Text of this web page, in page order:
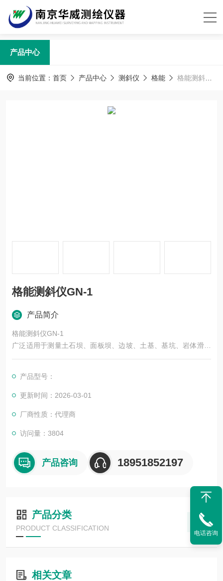
产品中心
当前位置： 首页 产品中心 测斜仪 格能 格能测斜仪GN-1
格能测斜仪GN-1
产品简介
格能测斜仪GN-1
广泛适用于测量土石坝、面板坝、边坡、土基、基坑、岩体滑坡
等结构物的水平位移。配用本公司的GN-103型读数仪测读数据，
产品型号：
更新时间：2026-03-01
厂商性质：代理商
访问量：3804
产品咨询 18951852197
产品分类
PRODUCT CLASSIFICATION
相关文章
电话咨询